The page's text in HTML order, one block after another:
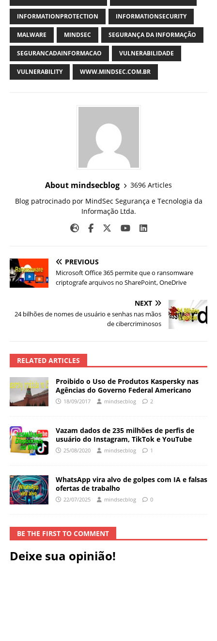
INFORMATIONPROTECTION INFORMATIONSECURITY
MALWARE MINDSEC SEGURANÇA DA INFORMAÇÃO
SEGURANCADAINFORMACAO VULNERABILIDADE
VULNERABILITY WWW.MINDSEC.COM.BR
About mindsecblog
3696 Articles
Blog patrocinado por MindSec Segurança e Tecnologia da
Informação Ltda.
PREVIOUS
Microsoft Office 365 permite que o ransomware
criptografe arquivos no SharePoint, OneDrive
NEXT
24 bilhões de nomes de usuário e senhas nas mãos
de cibercriminosos
RELATED ARTICLES
Proibido o Uso de Produtos Kaspersky nas
Agências do Governo Federal Americano
18/09/2017 mindsecblog 2
Vazam dados de 235 milhões de perfis de
usuário do Instagram, TikTok e YouTube
25/08/2020 mindsecblog 1
WhatsApp vira alvo de golpes com IA e falsas
ofertas de trabalho
22/07/2025 mindsecblog 0
BE THE FIRST TO COMMENT
Deixe sua opinião!